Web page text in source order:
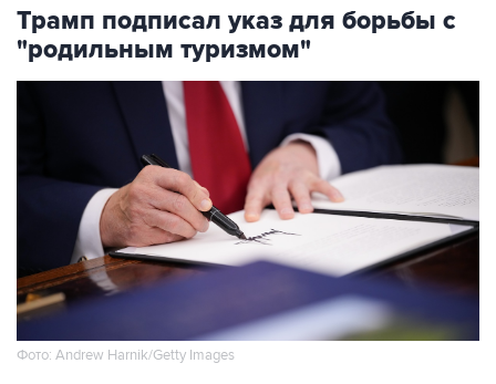
Трамп подписал указ для борьбы с
"родильным туризмом"
Фото: Andrew Harnik/Getty Images